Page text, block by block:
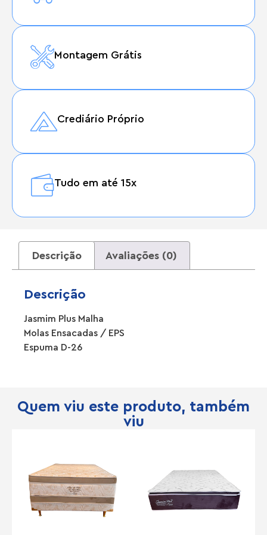
Montagem Grátis
Crediário Próprio
Tudo em até 15x
Descrição Avaliações (0)
Descrição
Jasmim Plus Malha
Molas Ensacadas / EPS
Espuma D-26
Quem viu este produto, também
viu